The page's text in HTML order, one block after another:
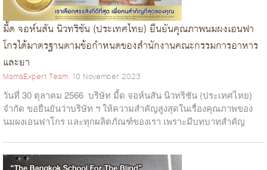
มี้ด จอห์นสัน นิวทริชัน (ประเทศไทย) ยืนยันคุณภาพนมผงเอนฟา
โกรได้มาตรฐานตามข้อกำหนดของสำนักงานคณะกรรมการอาหาร
และยา
MamaExpert Team 10 November 2023
วันที่ 30 ตุลาคม 2566 บริษัท มี้ด จอห์นสัน นิวทริชัน (ประเทศไทย)
จำกัด ขอยืนยันว่าบริษัท ฯ ให้ความสำคัญสูงสุดในเรื่องคุณภาพของ
นมผงเอนฟาโกร และทุกผลิตภัณฑ์ของเรา เพราะมีบทบาทสำคัญ